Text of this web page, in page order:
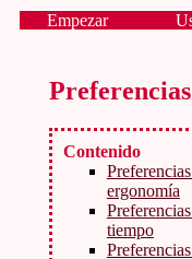
Empezar
Preferencias
Contenido
ergonomía
tiempo